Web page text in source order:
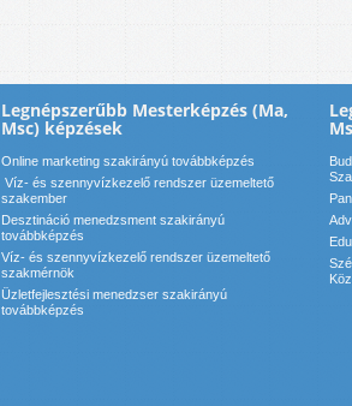
Legnépszerűbb Mesterképzés (Ma,
Msc) képzések
Online marketing szakirányú továbbképzés
Víz- és szennyvízkezelő rendszer üzemeltető
szakember
Desztináció menedzsment szakirányú
továbbképzés
Víz- és szennyvízkezelő rendszer üzemeltető
szakmérnök
Üzletfejlesztési menedzser szakirányú
továbbképzés